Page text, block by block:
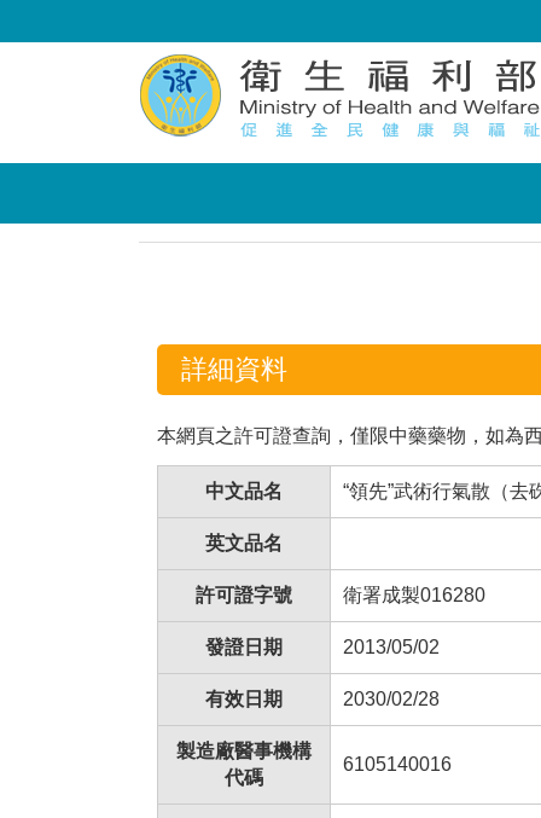
詳細資料
本網頁之許可證查詢，僅限中藥藥物，如為
中文品名 “領先”武術行氣散（去
英文品名
許可證字號 衛署成製016280
發證日期 2013/05/02
有效日期 2030/02/28
製造廠醫事機構
代碼
6105140016